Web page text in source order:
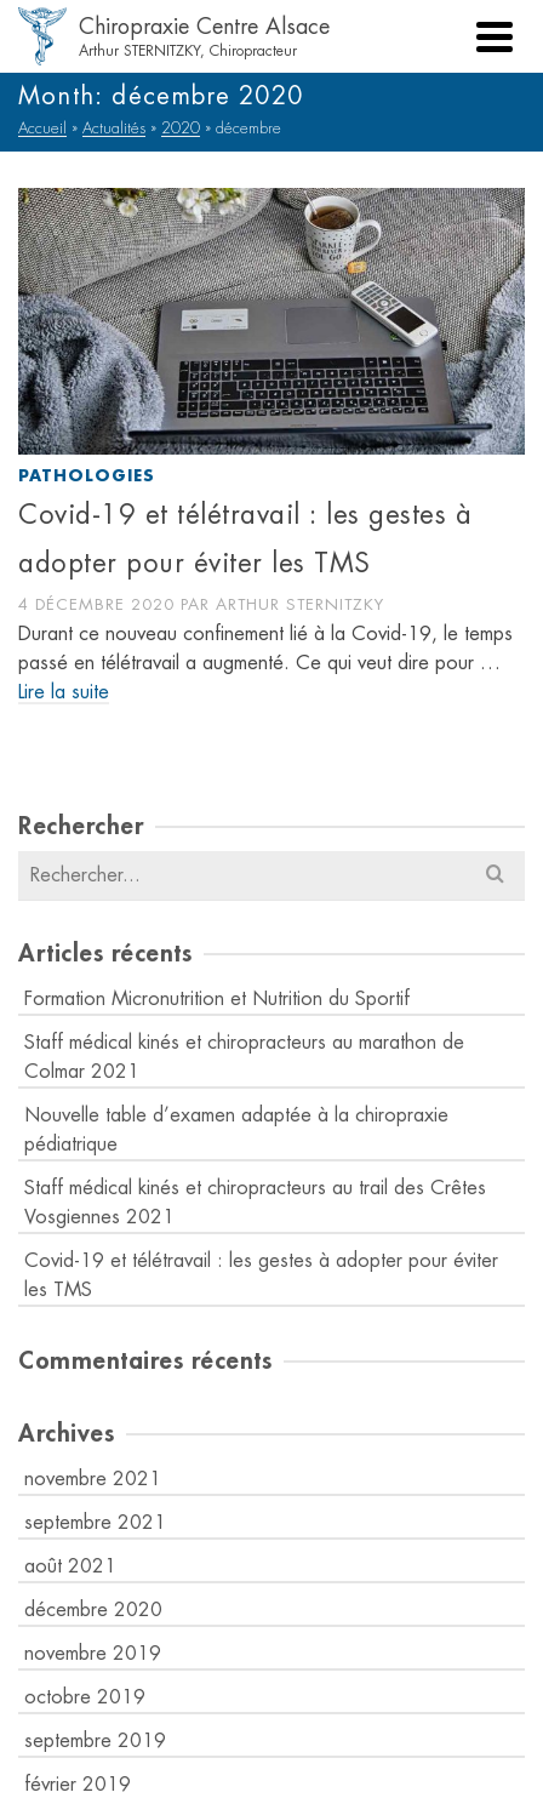
Chiropraxie Centre Alsace
Arthur STERNITZKY, Chiropracteur
Month: décembre 2020
Accueil » Actualités » 2020 » décembre
PATHOLOGIES
Covid-19 et télétravail : les gestes à
adopter pour éviter les TMS
4 DÉCEMBRE 2020 PAR ARTHUR STERNITZKY
Durant ce nouveau confinement lié à la Covid-19, le temps
passé en télétravail a augmenté. Ce qui veut dire pour …
Lire la suite
Rechercher
Résultats
Articles récents
Formation Micronutrition et Nutrition du Sportif
Staff médical kinés et chiropracteurs au marathon de
Colmar 2021
Nouvelle table d’examen adaptée à la chiropraxie
pédiatrique
Staff médical kinés et chiropracteurs au trail des Crêtes
Vosgiennes 2021
Covid-19 et télétravail : les gestes à adopter pour éviter
les TMS
Commentaires récents
Archives
novembre 2021
septembre 2021
août 2021
décembre 2020
novembre 2019
octobre 2019
septembre 2019
février 2019